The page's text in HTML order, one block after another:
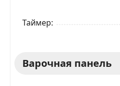
Таймер
Варочная панель